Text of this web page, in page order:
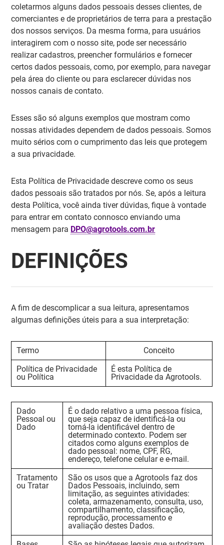
coletarmos alguns dados pessoais desses clientes, de
comerciantes e de proprietários de terra para a prestação
dos nossos serviços. Da mesma forma, para usuários
interagirem com o nosso site, pode ser necessário
realizar cadastros, preencher formulários e fornecer
certos dados pessoais, como, por exemplo, para navegar
pela área do cliente ou para esclarecer dúvidas nos
nossos canais de contato.
Esses são só alguns exemplos que mostram como
nossas atividades dependem de dados pessoais. Somos
muito sérios com o cumprimento das leis que protegem
a sua privacidade.
Esta Política de Privacidade descreve como os seus
dados pessoais são tratados por nós. Se, após a leitura
desta Política, você ainda tiver dúvidas, fique à vontade
para entrar em contato connosco enviando uma
mensagem para DPO@agrotools.com.br
DEFINIÇÕES
A fim de descomplicar a sua leitura, apresentamos
algumas definições úteis para a sua interpretação:
Termo
Conceito
Política de Privacidade
ou Política
É esta Política de
Privacidade da Agrotools.
Dado
Pessoal ou
Dado
É o dado relativo a uma pessoa física,
que seja capaz de identificá-la ou
torná-la identificável dentro de
determinado contexto. Podem ser
citados como alguns exemplos de
dado pessoal: nome, CPF, RG,
endereço, telefone celular e e-mail.
Tratamento
ou Tratar
São os usos que a Agrotools faz dos
Dados Pessoais, incluindo, sem
limitação, as seguintes atividades:
coleta, armazenamento, consulta, uso,
compartilhamento, classificação,
reprodução, processamento e
avaliação destes Dados.